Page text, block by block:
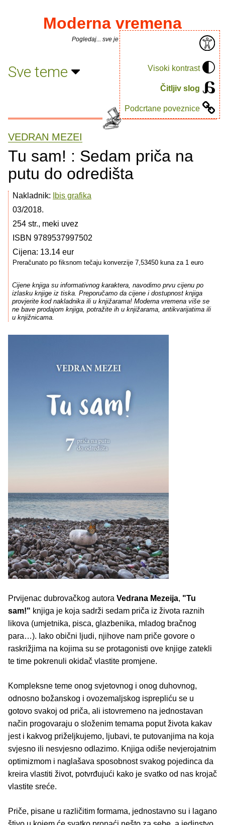
Visoki kontrast
Čitljiv slog
Podcrtane poveznice
Moderna vremena
Pogledaj... sve je puno knjiga.
Sve teme
VEDRAN MEZEI
Tu sam! : Sedam priča na
putu do odredišta
Nakladnik:
Ibis grafika
03/2018.
254 str., meki uvez
ISBN 9789537997502
Cijena: 13.14 eur
Preračunato po fiksnom tečaju konverzije 7,53450 kuna za 1 euro
Cijene knjiga su informativnog karaktera, navodimo prvu cijenu po
izlasku knjige iz tiska. Preporučamo da cijene i dostupnost knjiga
provjerite kod nakladnika ili u knjižarama! Moderna vremena više se
ne bave prodajom knjiga, potražite ih u knjižarama, antikvarijatima ili
u knjižnicama.
Prvijenac dubrovačkog autora Vedrana Mezeija, "Tu
sam!" knjiga je koja sadrži sedam priča iz života raznih
likova (umjetnika, pisca, glazbenika, mladog bračnog
para…). Iako obični ljudi, njihove nam priče govore o
raskrižjima na kojima su se protagonisti ove knjige zatekli
te time pokrenuli okidač vlastite promjene.
Kompleksne teme onog svjetovnog i onog duhovnog,
odnosno božanskog i ovozemaljskog isprepliću se u
gotovo svakoj od priča, ali istovremeno na jednostavan
način progovaraju o složenim temama poput života kakav
jest i kakvog priželjkujemo, ljubavi, te putovanjima na koja
svjesno ili nesvjesno odlazimo. Knjiga odiše nevjerojatnim
optimizmom i naglašava sposobnost svakog pojedinca da
kreira vlastiti život, potvrđujući kako je svatko od nas krojač
vlastite sreće.
Priče, pisane u različitim formama, jednostavno su i lagano